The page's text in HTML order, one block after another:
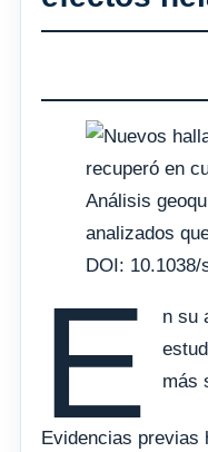
Análisis
analizados
DOI: 10.1038/
E n su
más
Evidencias previas